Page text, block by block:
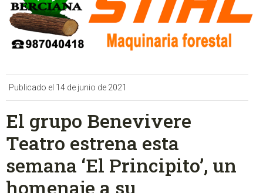
Publicado el 14 de junio de 2021
El grupo Benevivere
Teatro estrena esta
semana ‘El Principito’, un
homenaje a su